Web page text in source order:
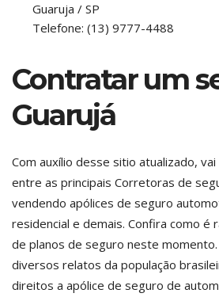
Guaruja / SP
Telefone: (13) 9777-4488
Contratar um
Guarujá
Com auxílio desse sitio atualizado,
entre as principais Corretoras de
vendendo apólices de seguro
residencial e demais. Confira como é
de planos de seguro neste
diversos relatos da população
direitos a apólice de seguro de